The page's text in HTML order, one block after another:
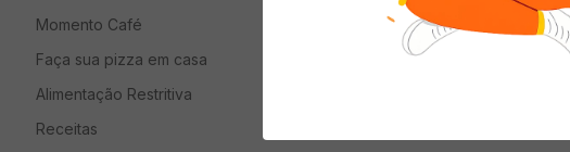
Momento Café
Faça sua pizza em casa
Alimentação Restritiva
Receitas